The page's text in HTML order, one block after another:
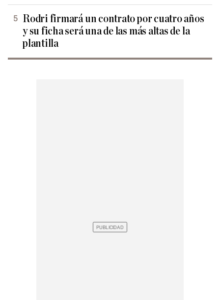
Rodri firmará un contrato por cuatro años
y su ficha será una de las más altas de la
plantilla